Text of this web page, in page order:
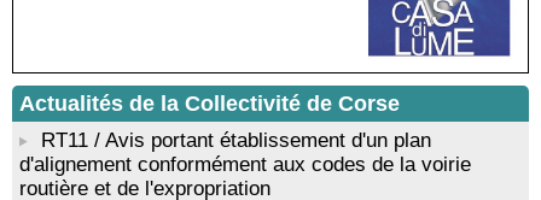
! Événement reporté ! Cycle de conférences peinture animé
par Alexandre Dominati - Mediateca territuriale di Santa Lucia di
Tallà
Actualités de la Collectivité de Corse
RT11 / Avis portant établissement d'un plan
d'alignement conformément aux codes de la voirie
routière et de l'expropriation